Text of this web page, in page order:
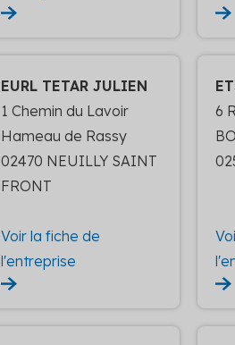
EURL TETAR JULIEN
1 Chemin du Lavoir
Hameau de Rassy
02470 NEUILLY SAINT
FRONT
Voir la fiche de
l'entreprise
6